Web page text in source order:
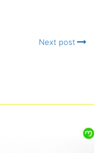
Next post